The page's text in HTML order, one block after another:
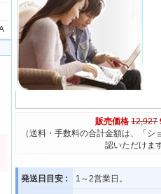
販売価格 12,927
（送料・手数料の合計金額は、「
認いただけま
発送日目安 : 1～2営業日。